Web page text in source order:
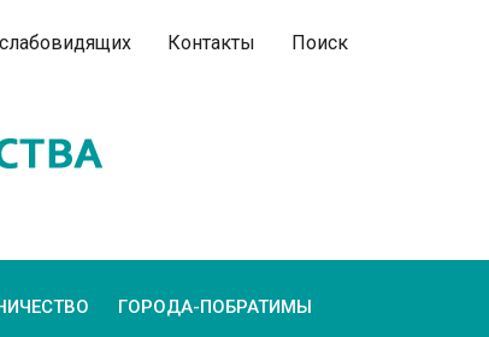
Контакты Поиск
ГОРОДА-ПОБРАТИМЫ